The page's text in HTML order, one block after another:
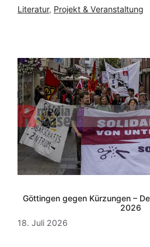
Literatur, Projekt & Veranstaltung
Göttingen gegen Kürzungen –
2026
18. Juli 2026